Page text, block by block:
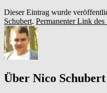
Dieser Eintrag wurde
Schubert. Permanenter Link des
Über Nico Schubert